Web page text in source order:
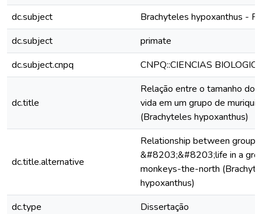
dc.subject
Brachyteles hypoxanthus -
dc.subject
primate
dc.subject.cnpq
CNPQ::CIENCIAS
dc.title
Relação entre o tamanho do
vida em um grupo de
(Brachyteles hypoxanthus)
dc.title.alternative
Relationship between group
&#8203;&#8203;life in a
monkeys-the-north
hypoxanthus)
dc.type
Dissertação